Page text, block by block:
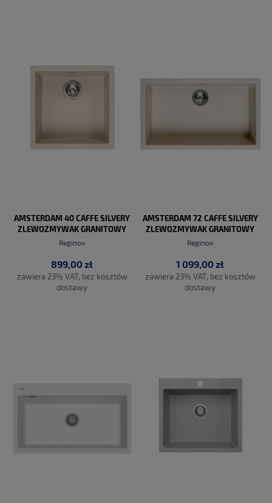
AMSTERDAM 40 CAFFE SILVERY
ZLEWOZMYWAK GRANITOWY
Reginox
899,00 zł
zawiera 23% VAT, bez kosztów
dostawy
AMSTERDAM 72 CAFFE SILVERY
ZLEWOZMYWAK GRANITOWY
Reginox
1 099,00 zł
zawiera 23% VAT, bez kosztów
dostawy